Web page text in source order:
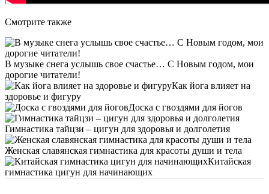
Смотрите также
В музыке снега услышь свое счастье… С Новым годом, мои
дорогие читатели!
Как йога влияет на
здоровье и фигуру
Доска с гвоздями для йогов
Гимнастика тайцзи – цигун для здоровья и долголетия
Женская славянская гимнастика для красоты души и тела
Китайская
гимнастика цигун для начинающих